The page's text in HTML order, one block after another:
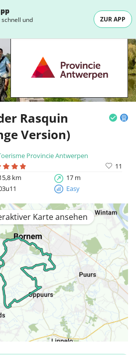
schnell und
ZUR APP
Rasquin
Version)
Provincie Antwerpen
11
km
17 m
Easy
Karte ansehen